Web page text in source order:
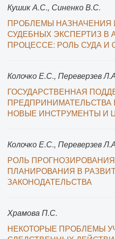
Кушик А.С., Синенко В.С.
ПРОБЛЕМЫ НАЗНАЧЕНИЯ
СУДЕБНЫХ ЭКСПЕРТИЗ В
ПРОЦЕССЕ: РОЛЬ СУДА И
Колочко Е.С., Переверзев
ГОСУДАРСТВЕННАЯ
ПРЕДПРИНИМАТЕЛЬСТВА
НОВЫЕ ИНСТРУМЕНТЫ И
Колочко Е.С., Переверзев
РОЛЬ
ПЛАНИРОВАНИЯ В
ЗАКОНОДАТЕЛЬСТВА
Храмова П.С.
НЕКОТОРЫЕ ПРОБЛЕМЫ